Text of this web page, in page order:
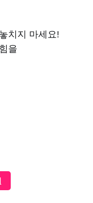
치지 마세요!
을